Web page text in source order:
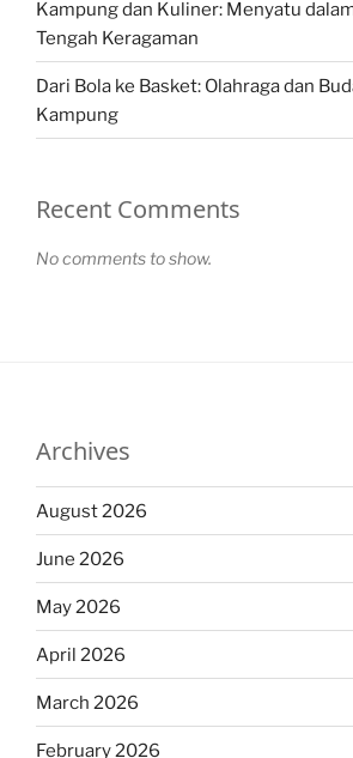
Kampung dan Kuliner: Menyatu
Tengah Keragaman
Dari Bola ke Basket: Olahraga dan
Kampung
Recent Comments
No comments to show.
Archives
August 2026
June 2026
May 2026
April 2026
March 2026
February 2026